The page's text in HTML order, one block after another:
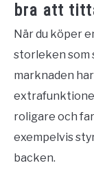
bra att
När du köper
storleken som
marknaden
roligare och
exempelvis
backen.